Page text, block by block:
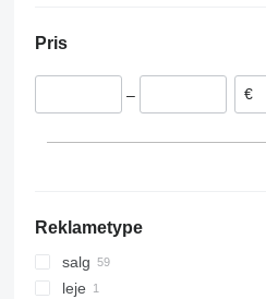
Italien
Belgien
Pris
–
Reklametype
salg
leje